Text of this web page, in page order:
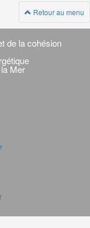
Retour au menu
de la cohésion
Mer